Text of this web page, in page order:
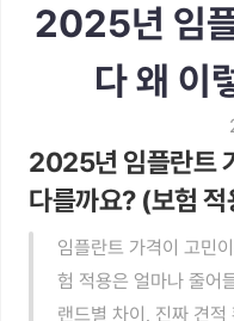
2025년 임
다 왜 이
2025년 임플란트
다를까요? (보험 적
임플란트 가격이 고민
험 적용은 얼마나 줄
랜드별 차이, 진짜 견